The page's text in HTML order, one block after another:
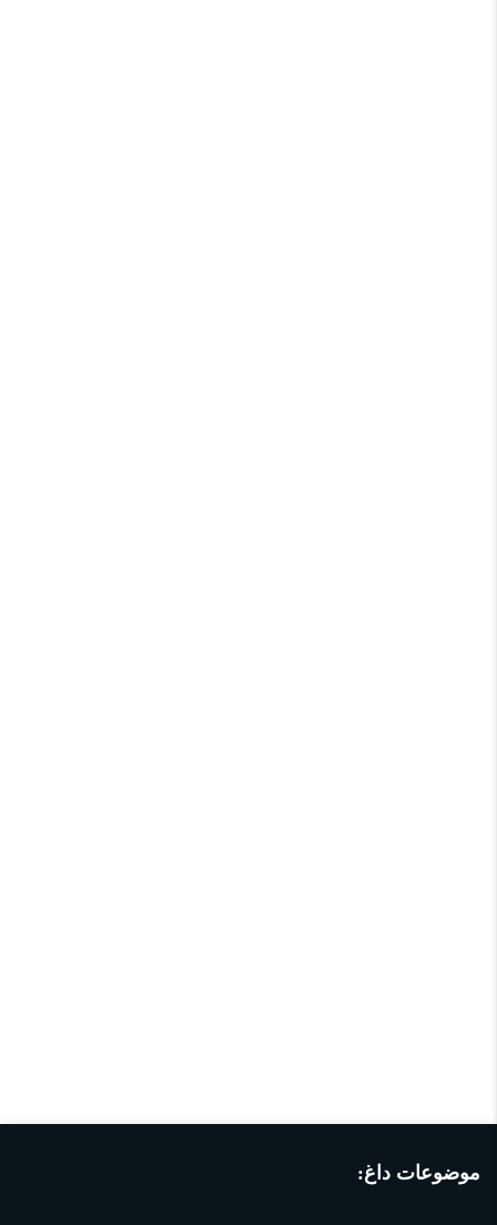
موضوعات داغ: